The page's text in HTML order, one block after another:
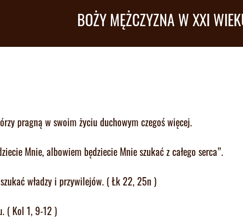
BOŻY MĘŻCZYZNA W XXI
pragną w swoim życiu duchowym czegoś więcej.
Mnie, albowiem będziecie Mnie szukać z całego serca”.
władzy i przywilejów. ( Łk 22, 25n )
( Kol 1, 9-12 )